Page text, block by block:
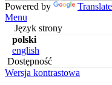
Powered by
Translate
Menu
Język strony
polski
english
Dostępność
Wersja kontrastowa